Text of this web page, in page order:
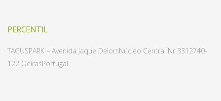
PERCENTIL
TAGUSPARK – Avenida Jaque DelorsNúcleo Central Nr 331 2740-
122 OeirasPortugal